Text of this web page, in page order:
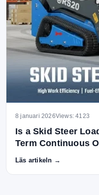
8 januari 2026Views: 4123
Is a Skid Steer
Term Continuous
Job Sites?
Läs artikeln →